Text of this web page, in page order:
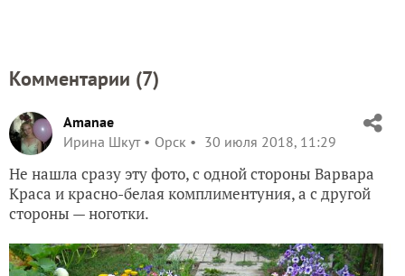
Комментарии (7)
Amanae
Ирина Шкут
Орск 30 июля 2018, 11:29
Не нашла сразу эту фото, с одной стороны Варвара
Краса и красно-белая комплиментуния, а с другой
стороны — ноготки.